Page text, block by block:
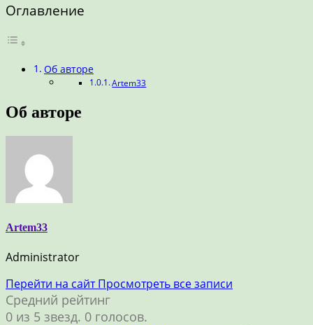
Оглавление
Об авторе
Artem33
Об авторе
Artem33
Administrator
Перейти на сайтПросмотреть все записи
Средний рейтинг
0 из 5 звезд. 0 голосов.